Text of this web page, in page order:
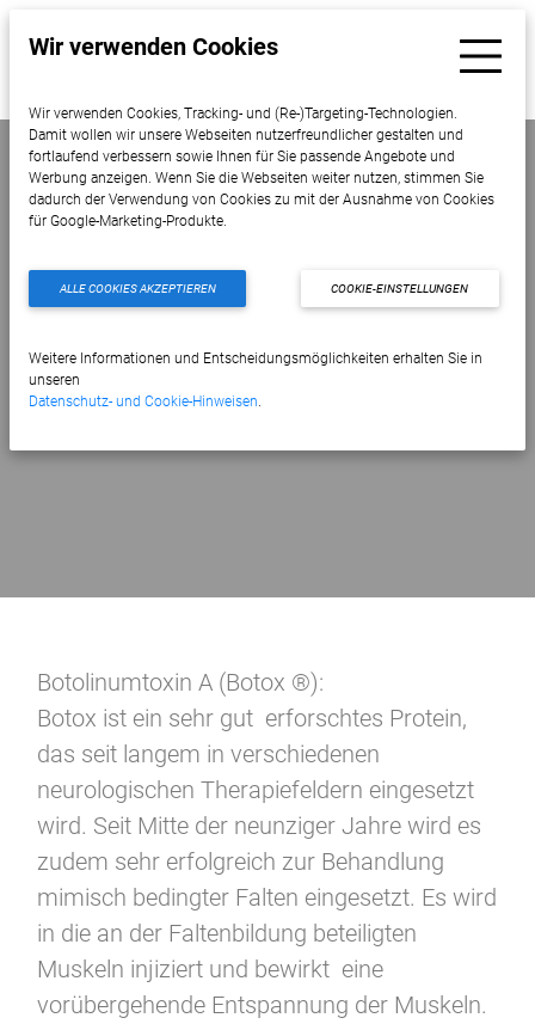
Botulinumtoxin /
Botox
Botolinumtoxin A (Botox ®):
Botox ist ein sehr gut erforschtes Protein,
das seit langem in verschiedenen
neurologischen Therapiefeldern eingesetzt
wird. Seit Mitte der neunziger Jahre wird es
zudem sehr erfolgreich zur Behandlung
mimisch bedingter Falten eingesetzt. Es wird
in die an der Faltenbildung beteiligten
Muskeln injiziert und bewirkt eine
vorübergehende Entspannung der Muskeln.
Wir verwenden Cookies
Wir verwenden Cookies, Tracking- und (Re-)Targeting-Technologien.
Damit wollen wir unsere Webseiten nutzerfreundlicher gestalten und
fortlaufend verbessern sowie Ihnen für Sie passende Angebote und
Werbung anzeigen. Wenn Sie die Webseiten weiter nutzen, stimmen Sie
dadurch der Verwendung von Cookies zu mit der Ausnahme von Cookies
für Google-Marketing-Produkte.
ALLE COOKIES AKZEPTIEREN COOKIE-EINSTELLUNGEN
Weitere Informationen und Entscheidungsmöglichkeiten erhalten Sie in
unseren
Datenschutz- und Cookie-Hinweisen.